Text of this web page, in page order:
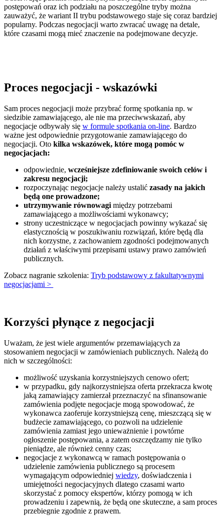
postępowań oraz ich podziału na poszczególne tryby można
zauważyć, że wariant II trybu podstawowego staje się coraz bardziej
popularny. Podczas negocjacji warto zwracać uwagę na detale,
które czasami mogą mieć znaczenie na podejmowane decyzje.
Proces negocjacji - wskazówki
Sam proces negocjacji może przybrać formę spotkania np. w
siedzibie zamawiającego, ale nie ma przeciwwskazań, aby
negocjacje odbywały się w formule spotkania on-line. Bardzo
ważne jest odpowiednie przygotowanie zamawiającego do
negocjacji. Oto kilka wskazówek, które mogą pomóc w
negocjacjach:
odpowiednie, wcześniejsze zdefiniowanie swoich celów i
zakresu negocjacji;
rozpoczynając negocjacje należy ustalić zasady na jakich
będą one prowadzone;
utrzymywanie równowagi między potrzebami
zamawiającego a możliwościami wykonawcy;
strony uczestniczące w negocjacjach powinny wykazać się
elastycznością w poszukiwaniu rozwiązań, które będą dla
nich korzystne, z zachowaniem zgodności podejmowanych
działań z właściwymi przepisami ustawy prawo zamówień
publicznych.
Zobacz nagranie szkolenia: Tryb podstawowy z fakultatywnymi
negocjacjami >
Korzyści płynące z negocjacji
Uważam, że jest wiele argumentów przemawiających za
stosowaniem negocjacji w zamówieniach publicznych. Należą do
nich w szczególności:
możliwość uzyskania korzystniejszych cenowo ofert;
w przypadku, gdy najkorzystniejsza oferta przekracza kwotę
jaką zamawiający zamierzał przeznaczyć na sfinansowanie
zamówienia podjęte negocjacje mogą spowodować, że
wykonawca zaoferuje korzystniejszą cenę, mieszczącą się w
budżecie zamawiającego, co pozwoli na udzielenie
zamówienia zamiast jego unieważnienie i powtórne
ogłoszenie postępowania, a zatem oszczędzamy nie tylko
pieniądze, ale również cenny czas;
negocjacje z wykonawcą w ramach postępowania o
udzielenie zamówienia publicznego są procesem
wymagającym odpowiedniej wiedzy, doświadczenia i
umiejętności negocjacyjnych dlatego czasami warto
skorzystać z pomocy ekspertów, którzy pomogą w ich
prowadzeniu i zapewnią, że będą one skuteczne, a sam proces
przebiegnie zgodnie z prawem.